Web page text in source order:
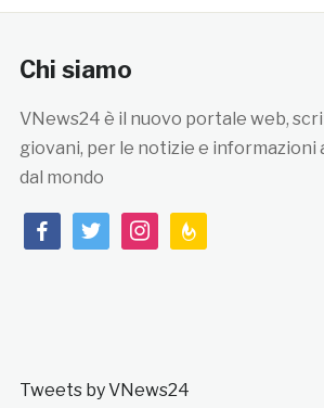
Chi siamo
VNews24 è il nuovo portale web,
giovani, per le notizie e informazioni
dal mondo
facebooktwitterinstagramfeedburner
Tweets by VNews24